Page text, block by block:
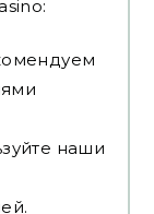
наши